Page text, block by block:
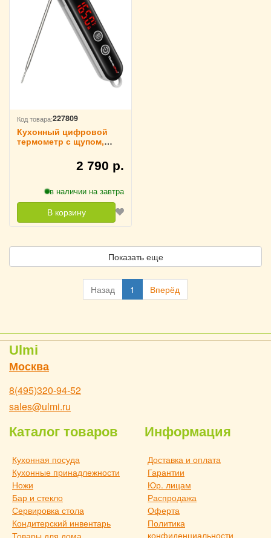
Код товара:227809
Кухонный цифровой
термометр с щупом,
2 790 р.
в наличии на завтра
В корзину
Показать еще
Назад 1 Вперёд
Ulmi
Москва
8(495)320-94-52
sales@ulmi.ru
Каталог товаров
Кухонная посуда
Кухонные принадлежности
Ножи
Бар и стекло
Сервировка стола
Кондитерский инвентарь
Информация
Доставка и оплата
Гарантии
Юр. лицам
Распродажа
Оферта
Политика
конфиденциальности